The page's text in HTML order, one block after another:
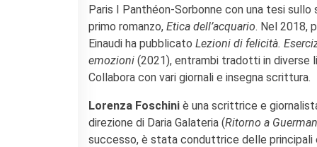
Farnèse à la page
Festa della musica
Incontro italo-francesi sul
mondo di domani
La Notte delle Idee
PERCHÉ IMPARARE IL
FRANCESE
Paris I Panthéon-Sorbonne con una tesi
primo romanzo, Etica dell’acquario. Nel 2018,
Einaudi ha pubblicato Lezioni di felicità.
emozioni (2021), entrambi tradotti in diverse
Collabora con vari giornali e insegna scrittura.
Lorenza Foschini è una scrittrice e
direzione di Daria Galateria (Ritorno a
successo, è stata conduttrice delle principali